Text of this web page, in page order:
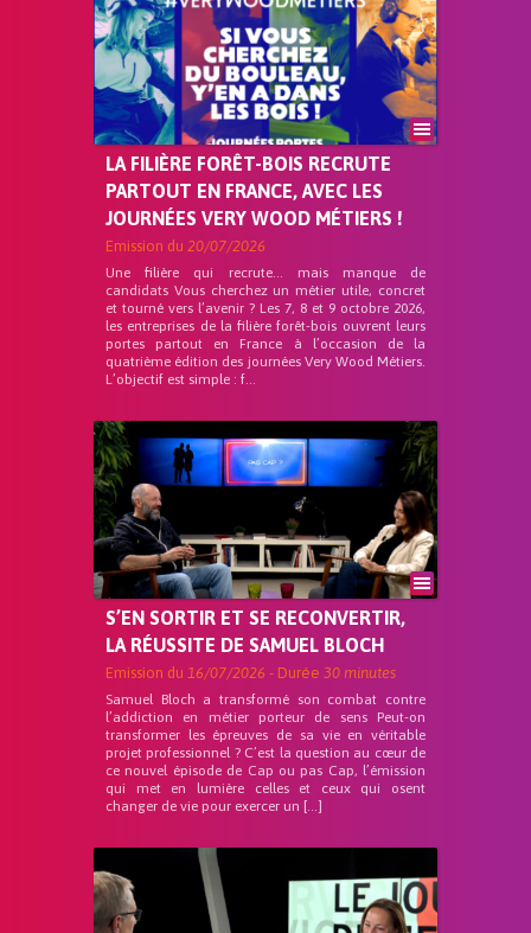
LA FILIÈRE FORÊT-BOIS RECRUTE
PARTOUT EN FRANCE, AVEC LES
JOURNÉES VERY WOOD MÉTIERS !
Emission du 20/07/2026
Une filière qui recrute… mais manque de
candidats Vous cherchez un métier utile, concret
et tourné vers l’avenir ? Les 7, 8 et 9 octobre 2026,
les entreprises de la filière forêt-bois ouvrent leurs
portes partout en France à l’occasion de la
quatrième édition des journées Very Wood Métiers.
L’objectif est simple : f...
S’EN SORTIR ET SE RECONVERTIR,
LA RÉUSSITE DE SAMUEL BLOCH
Emission du 16/07/2026 - Durée 30 minutes
Samuel Bloch a transformé son combat contre
l’addiction en métier porteur de sens Peut-on
transformer les épreuves de sa vie en véritable
projet professionnel ? C’est la question au cœur de
ce nouvel épisode de Cap ou pas Cap, l’émission
qui met en lumière celles et ceux qui osent
changer de vie pour exercer un […]